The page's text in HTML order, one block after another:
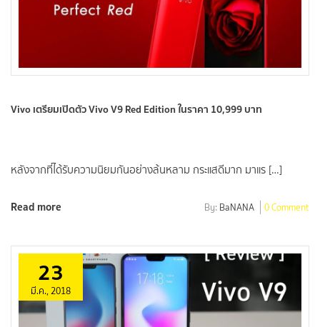
Vivo เตรียมเปิดตัว Vivo V9 Red Edition ในราคา 10,999 บาท
หลังจากที่ได้รับความนิยมกันอย่างล้นหลาม กระแสดีมาก มาแร […]
Read more By: BaNANA 0 Comment
23
มี.ค., 2018